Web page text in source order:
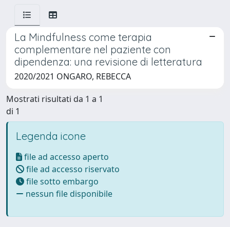
La Mindfulness come terapia
complementare nel paziente con
dipendenza: una revisione di letteratura
2020/2021 ONGARO, REBECCA
Mostrati risultati da 1 a 1
di 1
Legenda icone
file ad accesso aperto
file ad accesso riservato
file sotto embargo
nessun file disponibile